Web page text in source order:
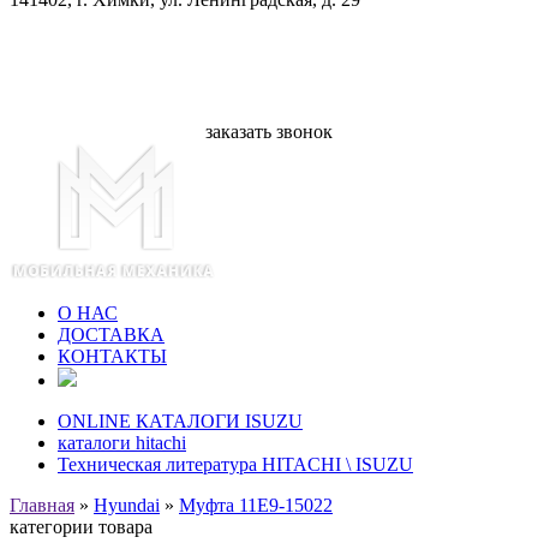
заказать звонок
О НАС
ДОСТАВКА
КОНТАКТЫ
ONLINE КАТАЛОГИ ISUZU
каталоги hitachi
Техническая литература HITACHI \ ISUZU
Главная » Hyundai » Муфта 11E9-15022
категории товара